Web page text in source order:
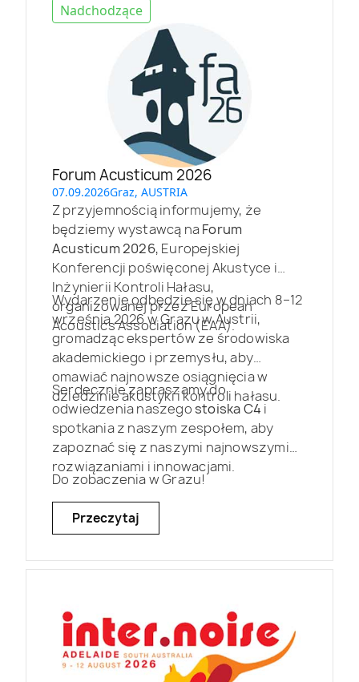
Nadchodzące
Forum Acusticum 2026
07.09.2026Graz, AUSTRIA
Z przyjemnością informujemy, że
będziemy wystawcą naForum
Acusticum 2026, Europejskiej
Konferencji poświęconej Akustyce i
Inżynierii Kontroli Hałasu,
organizowanej przez European
Acoustics Association (EAA).
Wydarzenie odbędzie się w dniach 8–12
września 2026 w Grazu w Austrii,
gromadząc ekspertów ze środowiska
akademickiego i przemysłu, aby
omawiać najnowsze osiągnięcia w
dziedzinie akustyki i kontroli hałasu.
Serdecznie zapraszamy do
odwiedzenia naszegostoiska C4 i
spotkania z naszym zespołem, aby
zapoznać się z naszymi najnowszymi
rozwiązaniami i innowacjami.
Do zobaczenia w Grazu!
Przeczytaj